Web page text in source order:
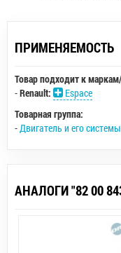
ПРИМЕНЯЕМОСТЬ
Товар подходит к
-Renault:
Espace
Товарная группа:
-Двигатель и его системы
АНАЛОГИ "82 00